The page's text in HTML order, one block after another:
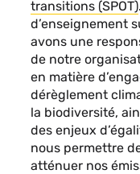
transitions (SPOT)
d’enseignement
avons une
de notre
en matière
dérèglement
la biodiversité,
des enjeux
nous permettre
atténuer nos